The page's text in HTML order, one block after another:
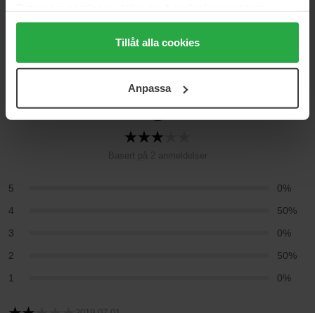
Genom att trycka på "Tillåt alla cookies" accepterar du
alla cookies, medan du under "Detaljer" kan anpassa
användningen av cookies. Du kan när som helst återkalla
samt vår Integritetspolicy.
Tillåt alla cookies
Anpassa
Spørsmål og svar (0)
3
Basert på 2 anmeldelser
5
0%
4
50%
3
0%
2
50%
1
0%